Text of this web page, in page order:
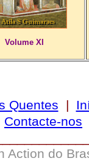
Volume XI
Quentes |
Contacte-nos
Action do